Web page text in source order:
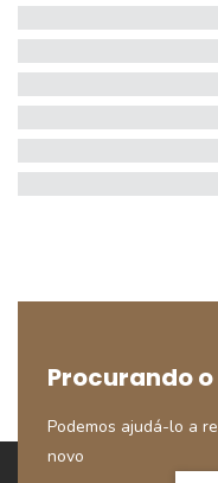
Procurando
Podemos ajudá-lo a
novo